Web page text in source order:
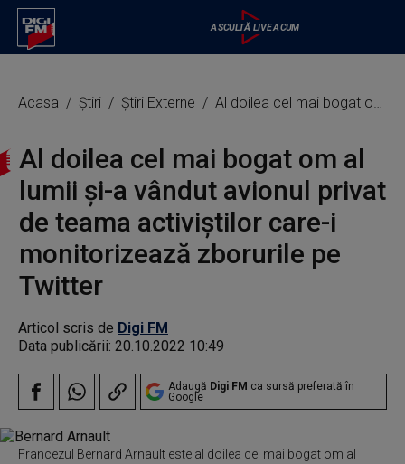
Acasa Știri Știri Externe Al doilea cel mai bogat om al lumii și-a vândut avionul privat de teama activiștilor care-i monitorizează zborurile pe Twitter
Al doilea cel mai bogat om al
lumii și-a vândut avionul privat
de teama activiștilor care-i
monitorizează zborurile pe
Twitter
Articol scris de Digi FM
Data publicării: 20.10.2022 10:49
Adaugă Digi FM ca sursă preferată în
Google
Francezul Bernard Arnault este al doilea cel mai bogat om al